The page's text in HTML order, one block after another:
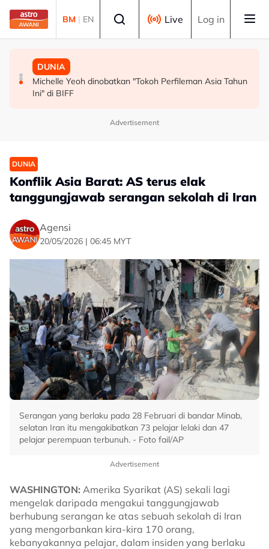
Skip to main content
BM | EN Live Log in
MALAYSIA
Persepsi negatif terhadap Bukit Malut tidak berasaskan
fakta - Ahli Akademik
MALAYSIA
Insiden rempuhan Jalan Ampang: Pendakwaan bantah
permohonan batal pertuduhan bunuh
DUNIA
Michelle Yeoh dinobatkan "Tokoh Perfileman Asia Tahun
Ini" di BIFF
Advertisement
DUNIA
Konflik Asia Barat: AS terus elak
tanggungjawab serangan sekolah di Iran
Agensi
20/05/2026 | 06:45 MYT
Serangan yang berlaku pada 28 Februari di bandar Minab,
selatan Iran itu mengakibatkan 73 pelajar lelaki dan 47
pelajar perempuan terbunuh. - Foto fail/AP
Advertisement
WASHINGTON: Amerika Syarikat (AS) sekali lagi
mengelak daripada mengakui tanggungjawab
berhubung serangan ke atas sebuah sekolah di Iran
yang mengorbankan kira-kira 170 orang,
kebanyakannya pelajar, dalam insiden yang berlaku